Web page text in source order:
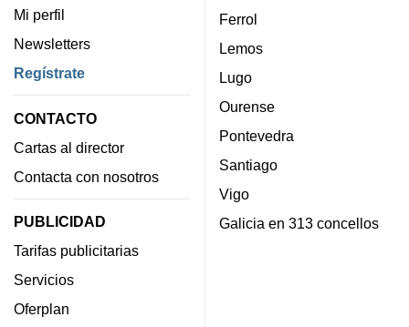
Mi perfil
Newsletters
Regístrate
CONTACTO
Cartas al director
Contacta con nosotros
PUBLICIDAD
Tarifas publicitarias
Servicios
Oferplan
Ferrol
Lemos
Lugo
Ourense
Pontevedra
Santiago
Vigo
Galicia en 313 concellos